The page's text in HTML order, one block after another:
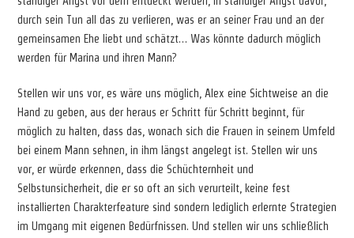
durch sein Tun all das zu verlieren, was er an seiner Frau und an der
gemeinsamen Ehe liebt und schätzt… Was könnte dadurch möglich
werden für Marina und ihren Mann?
Stellen wir uns vor, es wäre uns möglich, Alex eine Sichtweise an die
Hand zu geben, aus der heraus er Schritt für Schritt beginnt, für
möglich zu halten, dass das, wonach sich die Frauen in seinem Umfeld
bei einem Mann sehnen, in ihm längst angelegt ist. Stellen wir uns
vor, er würde erkennen, dass die Schüchternheit und
Selbstunsicherheit, die er so oft an sich verurteilt, keine fest
installierten Charakterfeature sind sondern lediglich erlernte Strategien
im Umgang mit eigenen Bedürfnissen. Und stellen wir uns schließlich